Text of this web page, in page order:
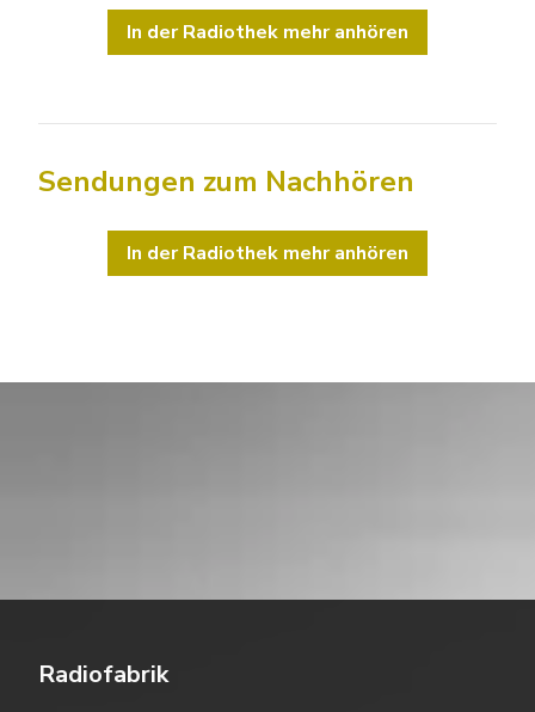
In der Radiothek mehr anhören
Sendungen zum Nachhören
In der Radiothek mehr anhören
Radiofabrik